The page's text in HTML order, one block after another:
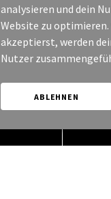
analysieren und dein
Website zu optimieren.
akzeptierst, werden
Nutzer
ABLEHNEN